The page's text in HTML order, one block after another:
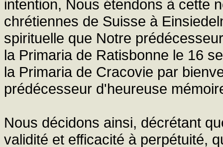
intention, Nous étendons à cette
chrétiennes de Suisse à
spirituelle que Notre
la Primaria de Ratisbonne le 16
la Primaria de Cracovie par
prédécesseur d'heureuse
Nous décidons ainsi, décrétant
validité et efficacité à perpétuité,